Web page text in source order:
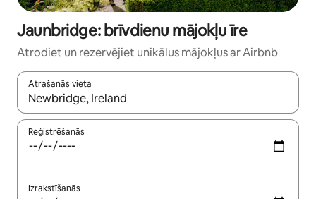
Jaunbridge: brīvdienu mājokļu īre
Atrodiet un rezervējiet unikālus mājokļus ar Airbnb
Atrašanās vieta
Kad rezultāti kļūs pieejami, izmantojiet bultiņu uz augšu un
Reģistrēšanās
Izrakstīšanās